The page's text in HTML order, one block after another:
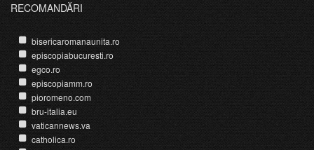
RECOMANDĂRI
bisericaromanaunita.ro
episcopiabucuresti.ro
egco.ro
episcopiamm.ro
pioromeno.com
bru-italia.eu
vaticannews.va
catholica.ro